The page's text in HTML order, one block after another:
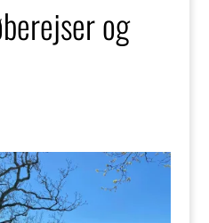
og